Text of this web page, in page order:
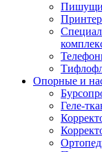
Опорные и
Геле-